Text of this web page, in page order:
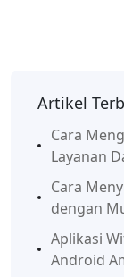
Artikel
Cara
Layanan
Cara
dengan
Aplikasi
Android